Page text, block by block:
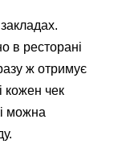
в ресторані
ж отримує
кожен чек
можна